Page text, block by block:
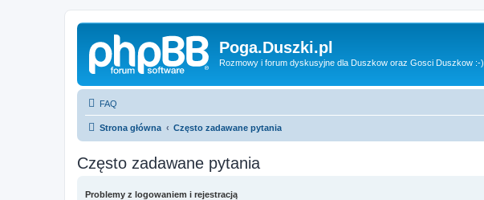
Poga.Duszki.pl
Rozmowy i forum dyskusyjne dla Duszkow oraz Gosci Duszkow :-)
FAQ
Strona główna Często zadawane pytania
Często zadawane pytania
Problemy z logowaniem i rejestracją